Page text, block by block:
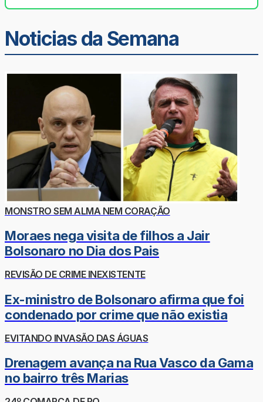
Noticias da Semana
MONSTRO SEM ALMA NEM CORAÇÃO
Moraes nega visita de filhos a Jair
Bolsonaro no Dia dos Pais
REVISÃO DE CRIME INEXISTENTE
Ex-ministro de Bolsonaro afirma que foi
condenado por crime que não existia
EVITANDO INVASÃO DAS ÁGUAS
Drenagem avança na Rua Vasco da Gama
no bairro três Marias